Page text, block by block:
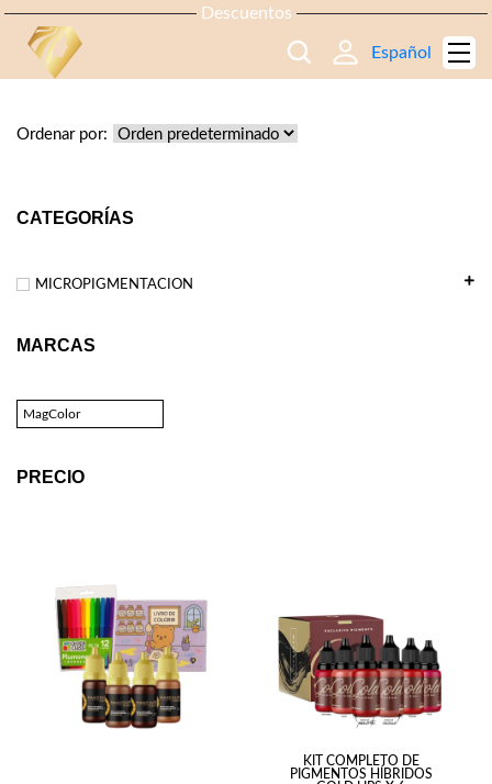
Descuentos
Español
TIENDA
Ordenar por:
CATEGORÍAS
MICROPIGMENTACION
MARCAS
MagColor
PRECIO
KIT COMPLETO DE
PIGMENTOS HÍBRIDOS